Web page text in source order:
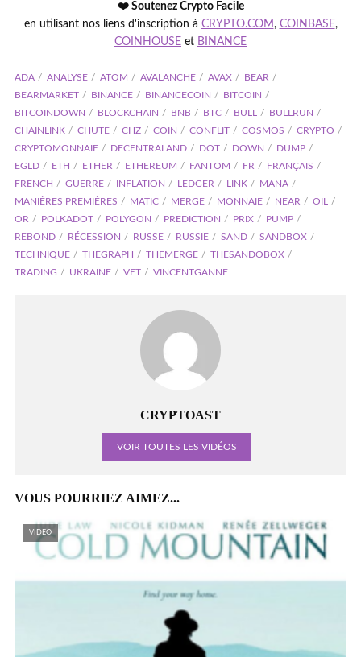
❤️ Soutenez Crypto Facile
en utilisant nos liens d'inscription à CRYPTO.COM, COINBASE,
COINHOUSE et BINANCE
ADA ANALYSE ATOM AVALANCHE AVAX
BEAR
BEARMARKET
BINANCE BINANCECOIN
BITCOIN
BITCOINDOWN
BLOCKCHAIN BNB BTC BULL
BULLRUN
CHAINLINK
CHUTE CHZ COIN CONFLIT COSMOS
CRYPTO
CRYPTOMONNAIE
DECENTRALAND DOT DOWN
DUMP
EGLD
ETH ETHER ETHEREUM FANTOM FR
FRANÇAIS
FRENCH
GUERRE INFLATION LEDGER LINK
MANA
MANIÈRES PREMIÈRES
MATIC MERGE MONNAIE NEAR
OIL
OR
POLKADOT POLYGON PREDICTION PRIX
PUMP
REBOND
RÉCESSION RUSSE RUSSIE SAND
SANDBOX
TECHNIQUE
THEGRAPH THEMERGE
THESANDOBOX
TRADING
UKRAINE VET VINCENTGANNE
CRYPTOAST
VOIR TOUTES LES VIDÉOS
VOUS POURRIEZ AIMEZ...
VIDEO